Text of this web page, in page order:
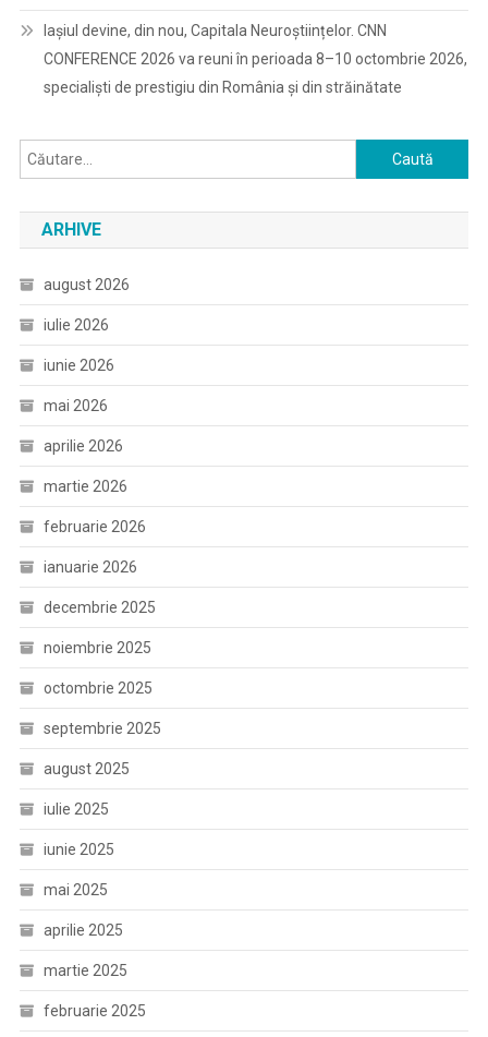
Iașiul devine, din nou, Capitala Neuroștiințelor. CNN
CONFERENCE 2026 va reuni în perioada 8–10 octombrie 2026,
specialiști de prestigiu din România și din străinătate
Caută
după:
ARHIVE
august 2026
iulie 2026
iunie 2026
mai 2026
aprilie 2026
martie 2026
februarie 2026
ianuarie 2026
decembrie 2025
noiembrie 2025
octombrie 2025
septembrie 2025
august 2025
iulie 2025
iunie 2025
mai 2025
aprilie 2025
martie 2025
februarie 2025